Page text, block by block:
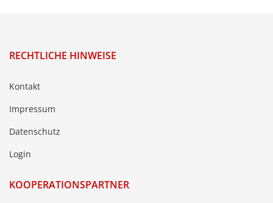
RECHTLICHE HINWEISE
Kontakt
Impressum
Datenschutz
Login
KOOPERATIONSPARTNER